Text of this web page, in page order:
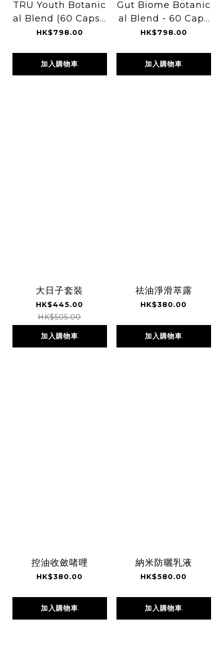
TRU Youth Botanic
al Blend (60 Capsu
les)
HK$798.00
加入購物車
Gut Biome Botanic
al Blend - 60 Caps
ules
HK$798.00
加入購物車
大日子套裝
HK$445.00
HK$505.00
加入購物車
祛油淨滑萃露
HK$380.00
加入購物車
控油收斂啫哩
HK$380.00
加入購物車
納米防曬乳液
HK$580.00
加入購物車